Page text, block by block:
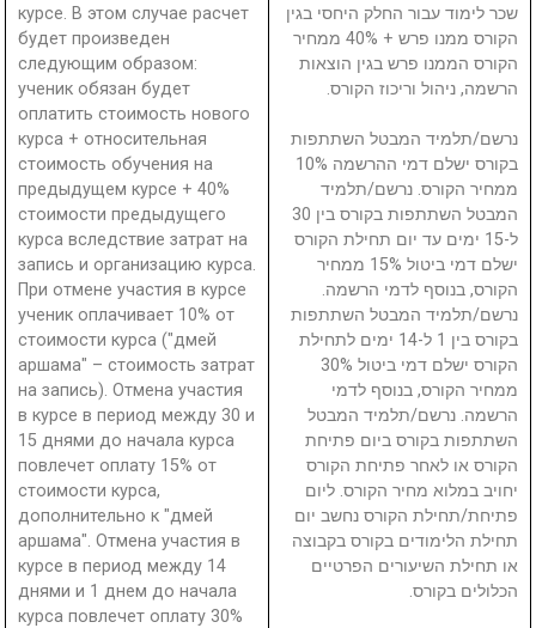
курсе. В этом случае расчет
будет произведен
следующим образом:
ученик обязан будет
оплатить стоимость нового
курса + относительная
стоимость обучения на
предыдущем курсе + 40%
стоимости предыдущего
курса вследствие затрат на
запись и организацию курса.
При отмене участия в курсе
ученик оплачивает 10% от
стоимости курса ("дмей
аршама" – стоимость затрат
на запись). Отмена участия
в курсе в период между 30 и
15 днями до начала курса
повлечет оплату 15% от
стоимости курса,
дополнительно к "дмей
аршама". Отмена участия в
курсе в период между 14
днями и 1 днем до начала
курса повлечет оплату 30%
שכר לימוד עבור החלק היחסי בגין
הקורס ממנו פרש + 40% ממחיר
הקורס הממנו פרש בגין הוצאות
הרשמה, ניהול וריכוז הקורס.
נרשם/תלמיד המבטל השתתפות
בקורס ישלם דמי ההרשמה 10%
ממחיר הקורס. נרשם/תלמיד
המבטל השתתפות בקורס בין 30
ל-15 ימים עד יום תחילת הקורס
ישלם דמי ביטול 15% ממחיר
הקורס, בנוסף לדמי הרשמה.
נרשם/תלמיד המבטל השתתפות
בקורס בין 1 ל-14 ימים לתחילת
הקורס ישלם דמי ביטול 30%
ממחיר הקורס, בנוסף לדמי
הרשמה. נרשם/תלמיד המבטל
השתתפות בקורס ביום פתיחת
הקורס או לאחר פתיחת הקורס
יחויב במלוא מחיר הקורס. ליום
פתיחת/תחילת הקורס נחשב יום
תחילת הלימודים בקורס בקבוצה
או תחילת השיעורים הפרטיים
הכלולים בקורס.